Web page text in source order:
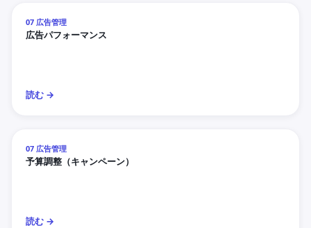
07 広告管理
広告パフォーマンス
読む →
07 広告管理
予算調整（キャンペーン）
読む →